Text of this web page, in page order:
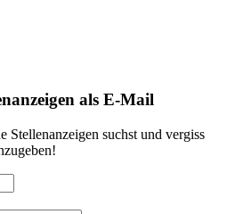
als E-Mail
Stellenanzeigen suchst und vergiss